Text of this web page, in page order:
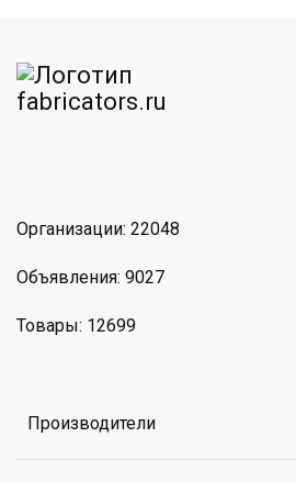
Организации: 22048
Объявления: 9027
Товары: 12699
Производители